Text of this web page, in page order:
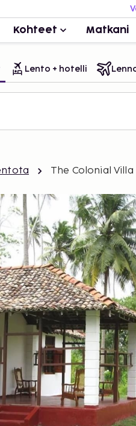
Kohteet Matkani
Lento + hotelli
The Colonial Villa